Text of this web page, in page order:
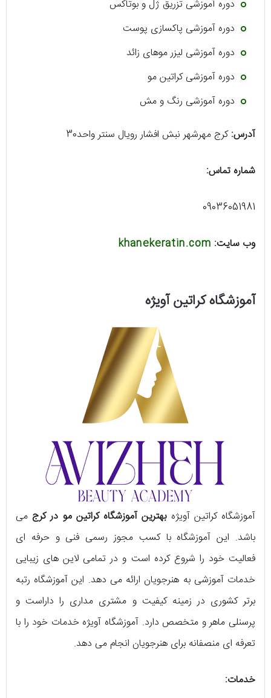
دوره آموزشی تزریق ژل و بوتاکس
دوره آموزشی پاکسازی پوست
دوره آموزشی لیزر موهای زائد
دوره آموزشی کراتین مو
دوره آموزشی رنگ و مش
آدرس:کرج مهرشهر نبش افشار رویال سنتر واحد30
شماره تماس:
09036051981
وب سایت: khanekeratin.com
آموزشگاه کراتین آویژه
آموزشگاه کراتین آویژهبهترین آموزشگاه کراتین مو در کرجمی
باشد. این آموزشگاه با کسب مجوز رسمی فنی و حرفه ای
فعالیت خود را شروع کرده است و در تمامی لاین های زیبایی
خدمات آموزشی به هنرجویان ارائه می دهد. این آموزشگاه رتبه
برتر کشوری در زمینه کیفیت و مشتری مداری را داراست و
پرسنلی ماهر و متخصص دارد. آموزشگاه آویژه خدمات خود را با
تعرفه ای منصفانه برای هنرجویان انجام می دهد.
خدمات: